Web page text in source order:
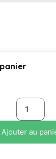
Ajouter au